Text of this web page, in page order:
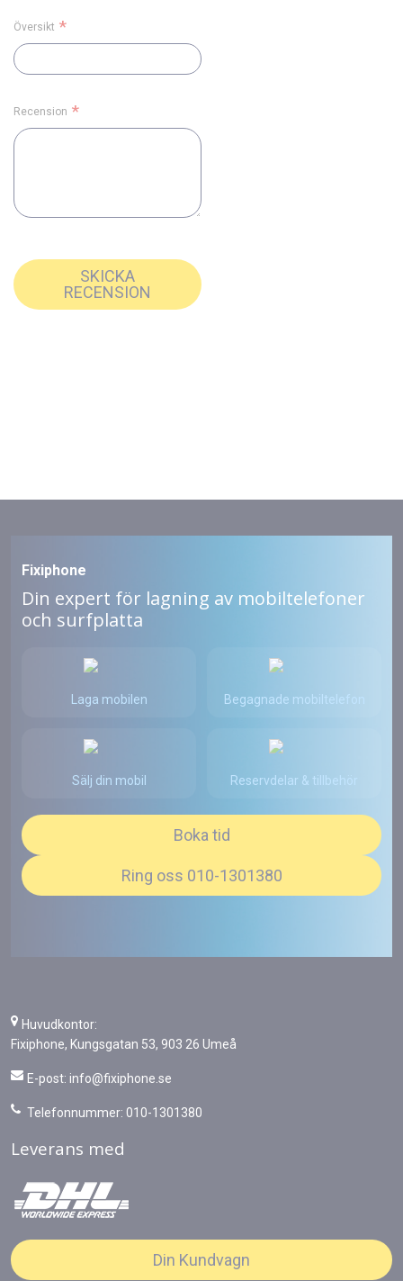
Översikt
Recension
SKICKA
RECENSION
Fixiphone
Din expert för lagning av mobiltelefoner
och surfplatta
Laga mobilen Begagnade mobiltelefon
Sälj din mobil Reservdelar & tillbehör
Boka tid
Ring oss 010-1301380
Huvudkontor:
Fixiphone, Kungsgatan 53, 903 26 Umeå
E-post: info@fixiphone.se
Telefonnummer: 010-1301380
Leverans med
Din Kundvagn